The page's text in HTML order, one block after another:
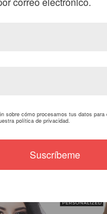
sobre cómo procesamos tus datos para
política de privacidad.
Suscríbeme